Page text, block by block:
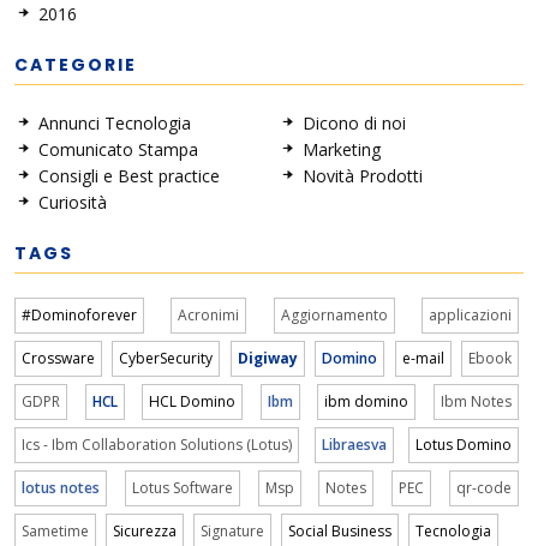
2016
CATEGORIE
Annunci Tecnologia
Comunicato Stampa
Consigli e Best practice
Curiosità
Dicono di noi
Marketing
Novità Prodotti
TAGS
#Dominoforever Acronimi Aggiornamento applicazioni
Crossware CyberSecurity Digiway Domino e-mail Ebook
GDPR HCL HCL Domino Ibm ibm domino Ibm Notes
Ics - Ibm Collaboration Solutions (Lotus) Libraesva Lotus Domino
lotus notes Lotus Software Msp Notes PEC qr-code
Sametime Sicurezza Signature Social Business Tecnologia